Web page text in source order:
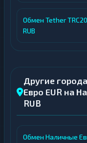
Обмен Tether
RUB
Другие
Евро EUR на
RUB
Обмен Наличные